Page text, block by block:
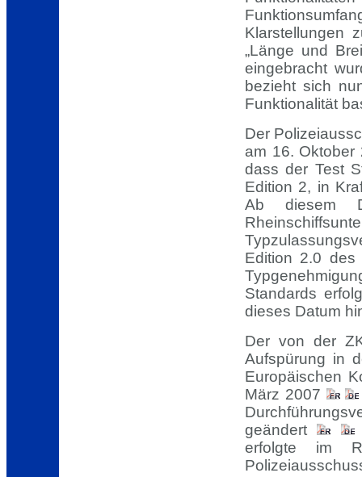
Klarstellungen
„Länge und
eingebracht
bezieht sich
Funktionalität
Der
am 16. Oktober
dass der Test
Edition 2, in
Ab diesem
Edition 2.0 des
Standards
dieses Datum
Der von der
Aufspürung in
Europäischen
März 2007
geändert
erfolgte im